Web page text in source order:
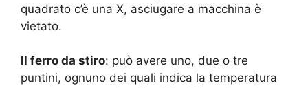
quadrato c’è una X, asciugare a macchina è
vietato.
Il ferro da stiro: può avere uno, due o tre
puntini, ognuno dei quali indica la temperatura